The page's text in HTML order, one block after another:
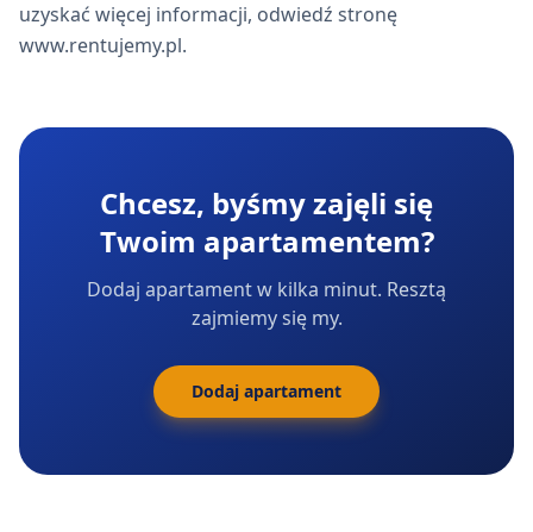
uzyskać więcej informacji, odwiedź stronę
www.rentujemy.pl.
Chcesz, byśmy zajęli się
Twoim apartamentem?
Dodaj apartament w kilka minut. Resztą
zajmiemy się my.
Dodaj apartament